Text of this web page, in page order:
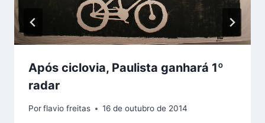
Após ciclovia, Paulista ganhará 1º
radar
Porflavio freitas 16 de outubro de 2014